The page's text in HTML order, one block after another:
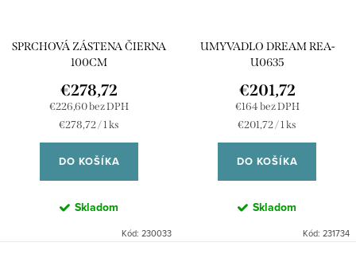
SPRCHOVÁ ZÁSTENA ČIERNA
100CM
€226,60 bez DPH
€278,72
Jednotková
cena:
€278,72 / 1 ks
DO KOŠÍKA
Skladom
Kód: 230033
UMYVADLO DREAM REA-
U0635
€164 bez DPH
€201,72
Jednotková
cena:
€201,72 / 1 ks
DO KOŠÍKA
Skladom
Kód: 231734